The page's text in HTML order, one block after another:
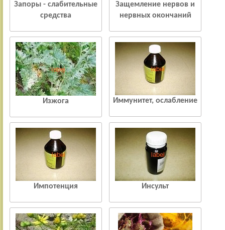
Запоры - слабительные
средства
Защемление нервов и
нервных окончаний
Изжога Иммунитет, ослабление
Импотенция Инсульт